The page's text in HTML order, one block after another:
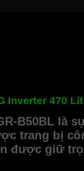
Inverter 470
B50BL là
trang bị
giữ